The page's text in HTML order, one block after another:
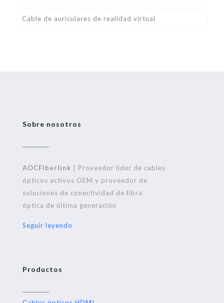
Cable de auriculares de realidad virtual
Sobre nosotros
AOCFiberlink | Proveedor líder de cables
ópticos activos OEM y proveedor de
soluciones de conectividad de fibra
óptica de última generación
Seguir leyendo
Productos